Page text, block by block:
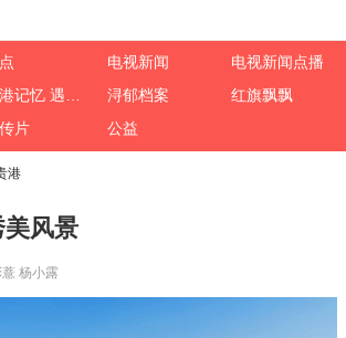
电视新闻
电视新闻点播
浔郁档案
红旗飘飘
片 公益
港
风景
杨小露